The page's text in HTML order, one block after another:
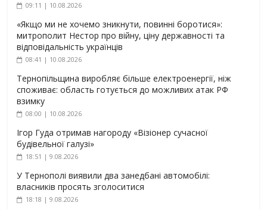
09:11 | 10.08.2026
«Якщо ми не хочемо зникнути, повинні боротися»:
митрополит Нестор про війну, ціну державності та
відповідальність українців
08:41 | 10.08.2026
Тернопільщина виробляє більше електроенергії, ніж
споживає: область готується до можливих атак РФ
взимку
08:00 | 10.08.2026
Ігор Гуда отримав нагороду «Візіонер сучасної
будівельної галузі»
18:51 | 9.08.2026
У Тернополі виявили два занедбані автомобілі:
власників просять зголоситися
18:18 | 9.08.2026